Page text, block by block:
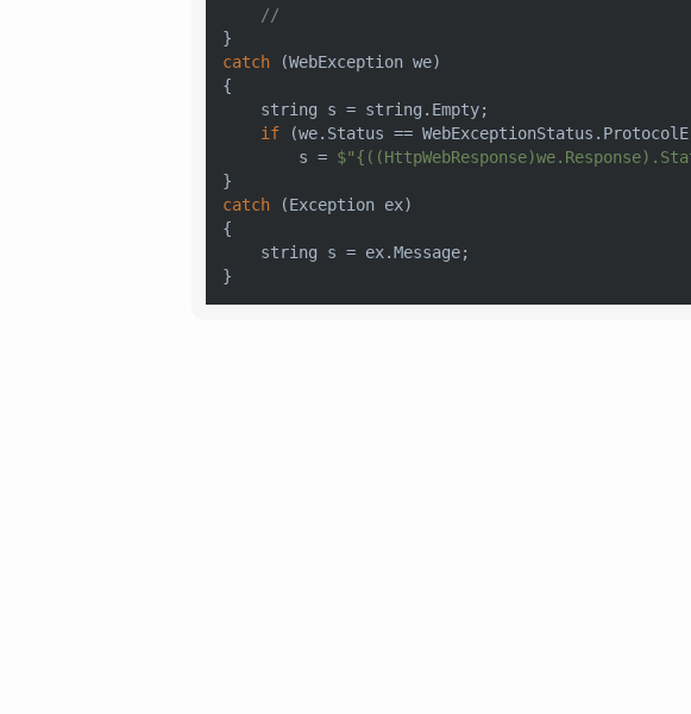
//
catch (WebException we)
{
string s = string .Empty;
if (we.Status ==
        s =
$"
catch (Exception ex)
{
string s = ex.Message;
}